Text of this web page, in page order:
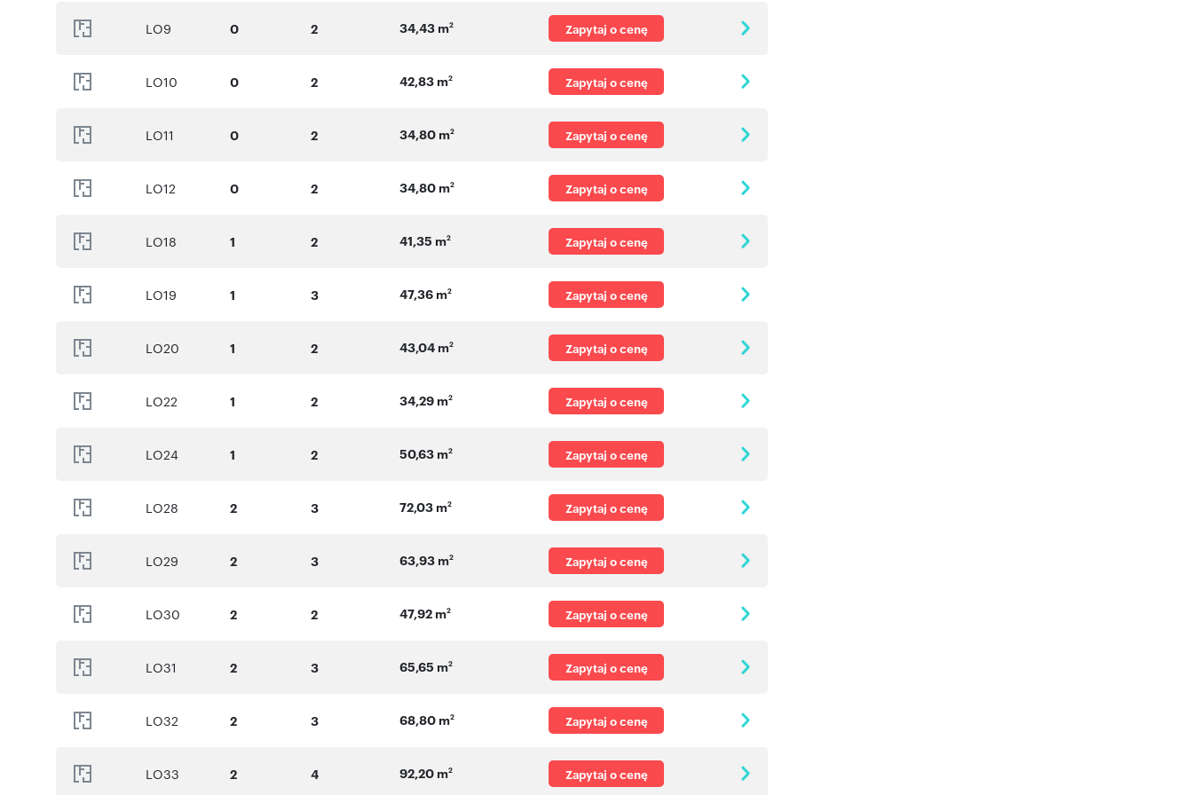
LO9 0 2 34,43 m2 Zapytaj o cenę
LO10 0 2 42,83 m2 Zapytaj o cenę
LO11 0 2 34,80 m2 Zapytaj o cenę
LO12 0 2 34,80 m2 Zapytaj o cenę
LO18 1 2 41,35 m2 Zapytaj o cenę
LO19 1 3 47,36 m2 Zapytaj o cenę
LO20 1 2 43,04 m2 Zapytaj o cenę
LO22 1 2 34,29 m2 Zapytaj o cenę
LO24 1 2 50,63 m2 Zapytaj o cenę
LO28 2 3 72,03 m2 Zapytaj o cenę
LO29 2 3 63,93 m2 Zapytaj o cenę
LO30 2 2 47,92 m2 Zapytaj o cenę
LO31 2 3 65,65 m2 Zapytaj o cenę
LO32 2 3 68,80 m2 Zapytaj o cenę
LO33 2 4 92,20 m2 Zapytaj o cenę